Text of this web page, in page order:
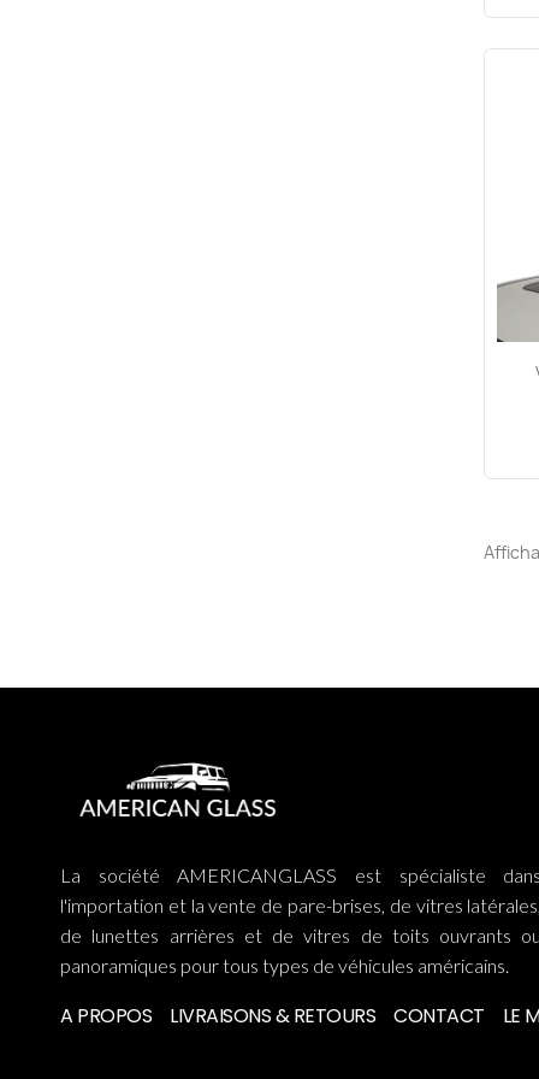
La société AMERICANGLASS est spécialiste
l'importation et la vente de pare-brises, de vitres
de lunettes arrières et de vitres de toits ouvrants
panoramiques pour tous types de véhicules américains.
A PROPOS LIVRAISONS & RETOURS CONTACT LE